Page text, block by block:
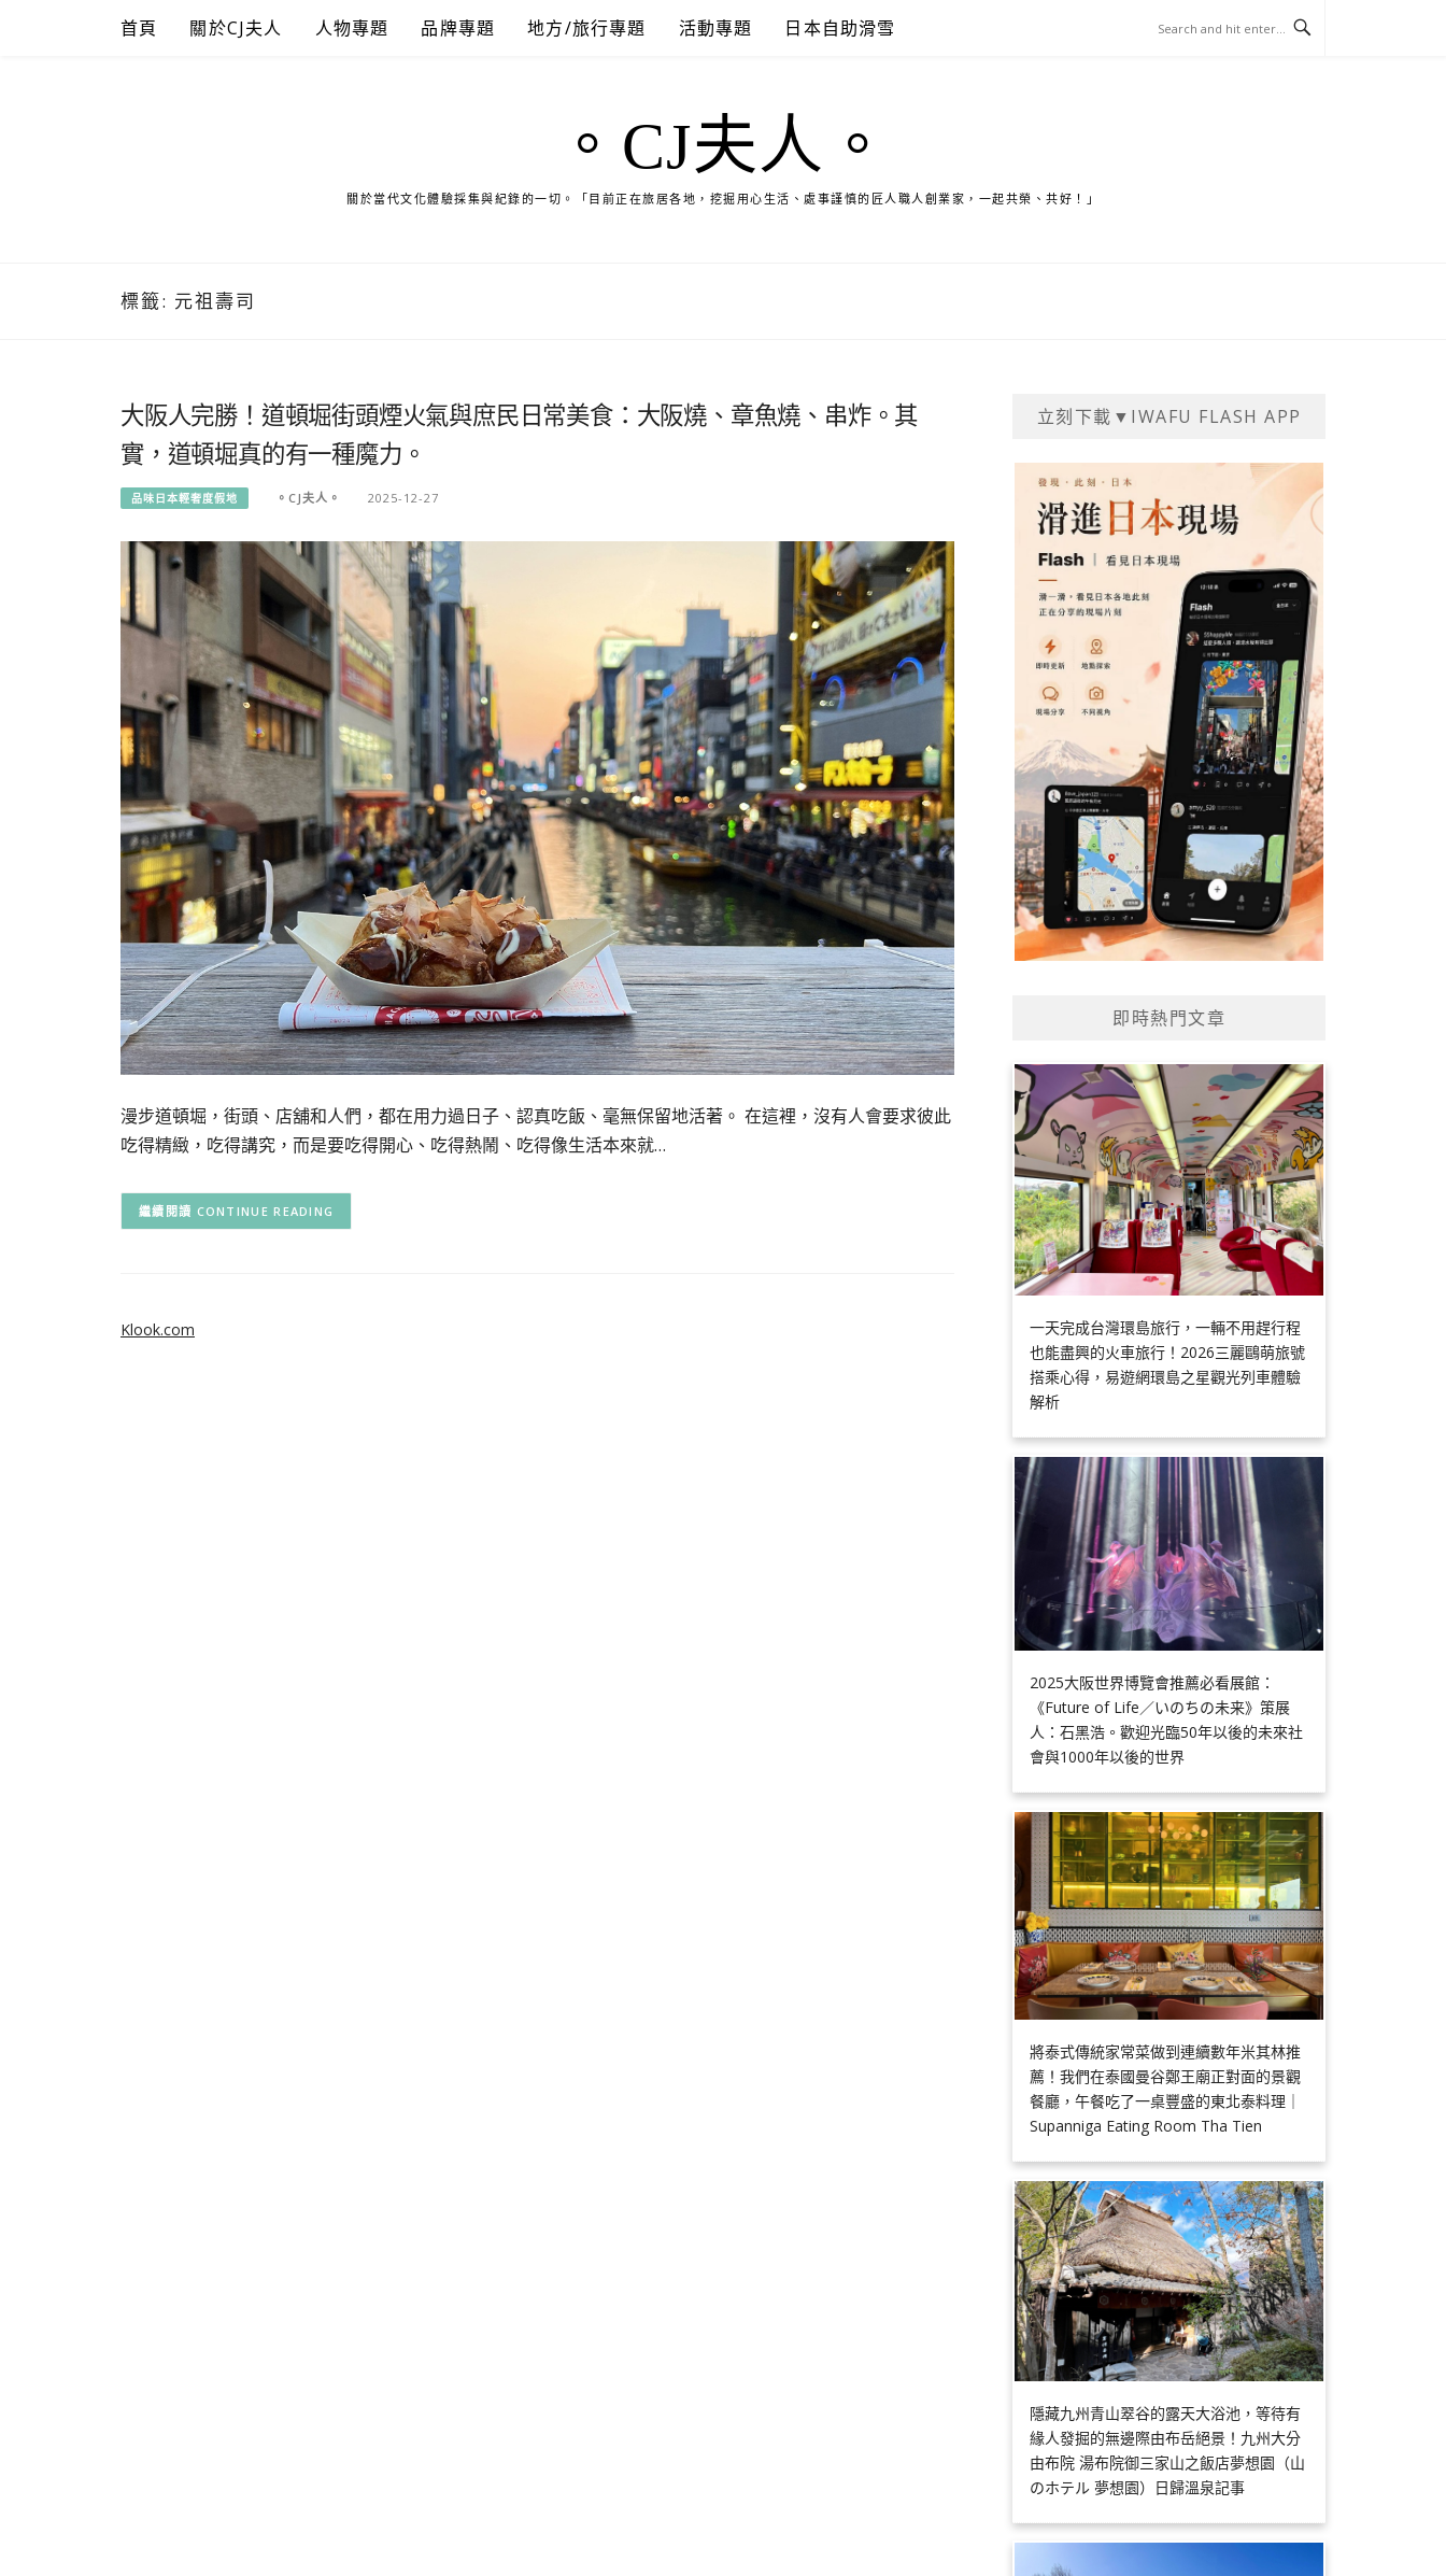
首頁 關於CJ夫人 人物專題 品牌專題 地方/旅行專題 活動專題 日本自助滑雪
。CJ夫人。
關於當代文化體驗採集與紀錄的一切。「目前正在旅居各地，挖掘用心生活、處事謹慎的匠人職人創業家，一起共榮、共好！」
標籤: 元祖壽司
大阪人完勝！道頓堀街頭煙火氣與庶民日常美食：大阪燒、章魚燒、串炸。其
實，道頓堀真的有一種魔力。
品味日本輕奢度假地 。CJ夫人。 2025-12-27
漫步道頓堀，街頭、店舖和人們，都在用力過日子、認真吃飯、毫無保留地活著。 在這裡，沒有人會要求彼此
吃得精緻，吃得講究，而是要吃得開心、吃得熱鬧、吃得像生活本來就…
CONTINUE READING
立刻下載▼IWAFU FLASH APP
即時熱門文章
一天完成台灣環島旅行，一輛不用趕行程
也能盡興的火車旅行！2026三麗鷗萌旅號
搭乘心得，易遊網環島之星觀光列車體驗
解析
2025大阪世界博覽會推薦必看展館：
《Future of Life／いのちの未来》策展
人：石黑浩。歡迎光臨50年以後的未來社
會與1000年以後的世界
將泰式傳統家常菜做到連續數年米其林推
薦！我們在泰國曼谷鄭王廟正對面的景觀
餐廳，午餐吃了一桌豐盛的東北泰料理｜
Supanniga Eating Room Tha Tien
隱藏九州青山翠谷的露天大浴池，等待有
緣人發掘的無邊際由布岳絕景！九州大分
由布院 湯布院御三家山之飯店夢想園（山
のホテル 夢想園）日歸溫泉記事
Klook.com